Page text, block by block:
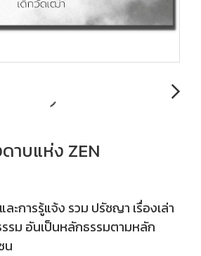
าบแห่ง ZEN
ะการรู้แจ้ง รวม ปรัชญา เรื่องเล่า
รม อันเป็นหลักธรรมตามหลัก
น